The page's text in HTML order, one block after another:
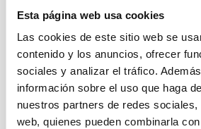
Esta página web usa cookies
Las cookies de este sitio web se
contenido y los anuncios, ofrecer
sociales y analizar el tráfico.
información sobre el uso que haga
nuestros partners de redes
web, quienes pueden combinarla
Peñacerrada-Urizaharra
Navaridas
Ayala/Aiara
Añana Laudio/
Armiñón
Zalduondo
Iruña
Zuia
Asparrena Aramaio
Alegría-Dulantzi
Legutiano
Labastida/Bastida
Zigoitia